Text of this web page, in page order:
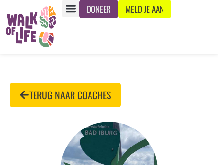
DONEER MELD JE AAN
TERUG NAAR COACHES